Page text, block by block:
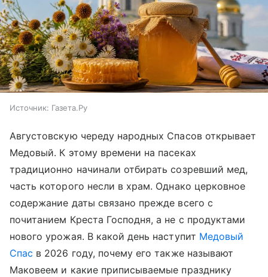
Источник: Газета.Ру
Августовскую череду народных Спасов открывает
Медовый. К этому времени на пасеках
традиционно начинали отбирать созревший мед,
часть которого несли в храм. Однако церковное
содержание даты связано прежде всего с
почитанием Креста Господня, а не с продуктами
нового урожая. В какой день наступит Медовый
Спас в 2026 году, почему его также называют
Маковеем и какие приписываемые празднику